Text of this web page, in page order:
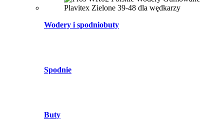
Wodery i spodniobuty
Spodnie
Buty